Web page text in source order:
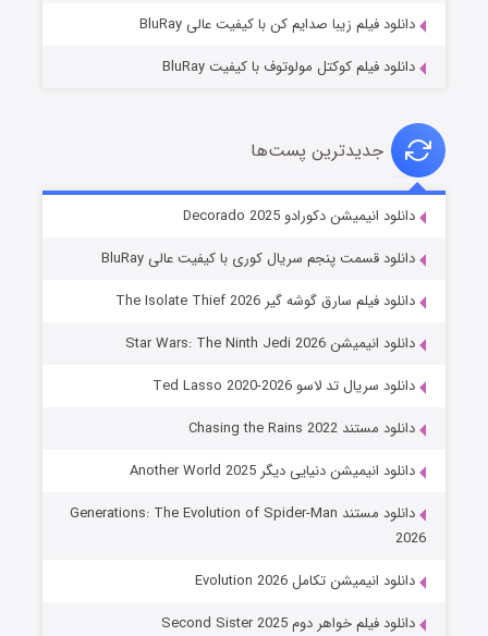
خاندان اژدها فصل ۳
جادوگری در مغولستان
قسمت۱۴ (زیرنویس) منتشر شد
دانلود فیلم زیبا صدایم کن با کیفیت عالی BluRay
دانلود فیلم کوکتل مولوتوف با کیفیت BluRay
جدیدترین پست‌ها
دانلود انیمیشن دکورادو Decorado 2025
دانلود قسمت پنجم سریال کوری با کیفیت عالی BluRay
دانلود فیلم سارق گوشه گیر The Isolate Thief 2026
دانلود انیمیشن Star Wars: The Ninth Jedi 2026
دانلود سریال تد لاسو Ted Lasso 2020-2026
دانلود مستند Chasing the Rains 2022
دانلود انیمیشن دنیایی دیگر Another World 2025
دانلود مستند Generations: The Evolution of Spider-Man
2026
دانلود انیمیشن تکامل Evolution 2026
دانلود فیلم خواهر دوم Second Sister 2025